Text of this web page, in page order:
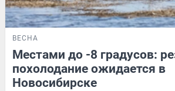
ВЕСНА
Местами до -8 градусов:
похолодание ожидается в
Новосибирске